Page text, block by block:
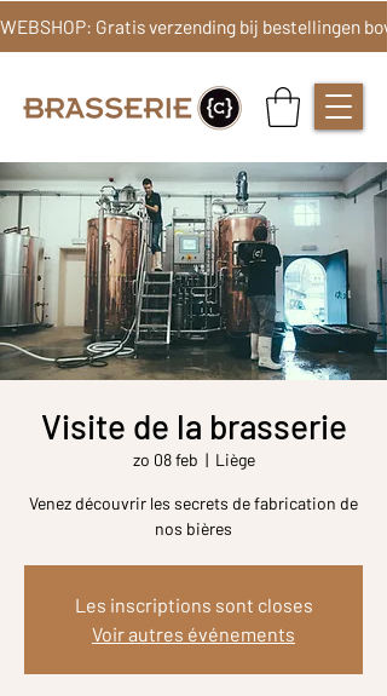
Visite de la brasserie
zo 08 feb
  |
Liège
Venez découvrir les secrets de fabrication de
nos bières
Les inscriptions sont closes
Voir autres événements